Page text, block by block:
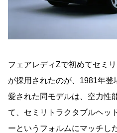
フェアレディZで初めてセミ
が採用されたのが、1981年登
愛された同モデルは、空力性
て、セミリトラクタブルヘッ
ーというフォルムにマッチし